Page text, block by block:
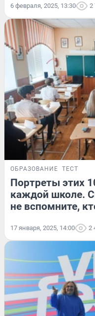
6 февраля, 2025, 13:30 2
ОБРАЗОВАНИЕ ТЕСТ
Портреты этих
каждой школе.
не вспомните,
17 января, 2025, 14:00 2